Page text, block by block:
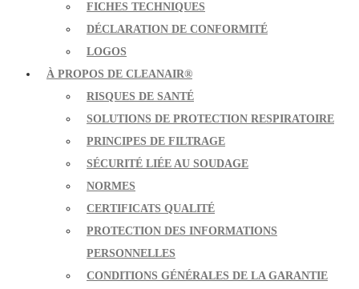
FICHES TECHNIQUES
DÉCLARATION DE CONFORMITÉ
LOGOS
À PROPOS DE CLEANAIR®
RISQUES DE SANTÉ
SOLUTIONS DE PROTECTION RESPIRATOIRE
PRINCIPES DE FILTRAGE
SÉCURITÉ LIÉE AU SOUDAGE
NORMES
CERTIFICATS QUALITÉ
PROTECTION DES INFORMATIONS
PERSONNELLES
CONDITIONS GÉNÉRALES DE LA GARANTIE